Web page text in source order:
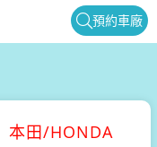
預約車廠
本田/HONDA